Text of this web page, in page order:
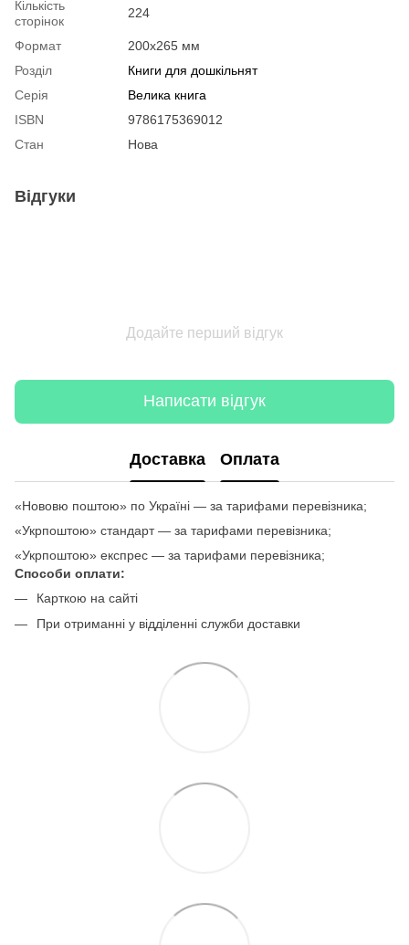
Кількість
сторінок
224
Формат
200х265 мм
Розділ
Книги для дошкільнят
Серія
Велика книга
ISBN
9786175369012
Стан
Нова
Відгуки
Додайте перший відгук
Написати відгук
Доставка Оплата
«Нововю поштою» по Україні — за тарифами перевізника;
«Укрпоштою» стандарт — за тарифами перевізника;
«Укрпоштою» експрес — за тарифами перевізника;
Способи оплати:
Карткою на сайті
При отриманні у відділенні служби доставки